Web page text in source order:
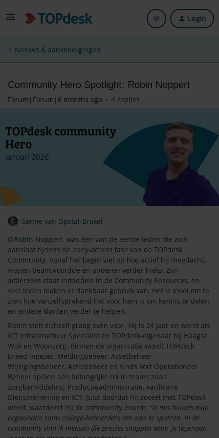
Login
Nieuws & aankondigingen
Community Hero Spotlight: Robin Noppert
Forum|Forum|6 months ago 4 replies
Sanne van Opstal-Brakel
@Robin Noppert was een van de eerste leden die zich
aansloot tijdens de early‑access fase van de TOPdesk
Community. Vanaf het begin viel op hoe actief hij meedacht,
vragen beantwoordde en anderen verder hielp. Zijn
actiereeks staat inmiddels in de Community Resources, en
veel leden maken er dankbaar gebruik van. Het is mooi om te
zien hoe vanzelfsprekend het voor hem is om kennis te delen
en andere klanten verder te helpen.
Robin stelt zichzelf graag even voor. Hij is 24 jaar en werkt als
ICT Infrastructuur Specialist en TOPdesk‑eigenaar bij Haagse
Wijk en Woonzorg. Binnen de organisatie wordt TOPdesk
breed ingezet: Meldingbeheer, Assetbeheer,
Wijzigingsbeheer, Actiebeheer en sinds kort Operationeel
Beheer spelen een belangrijke rol in teams zoals
Zorgbemiddeling, Productieadministratie, Facilitaire
Dienstverlening en ICT. Juist doordat hij zoveel met TOPdesk
werkt, waardeert hij de community enorm. “Ik mis binnen mijn
organisatie soms collega‑beheerders om mee te sparren. In de
community vind ik mensen die precies snappen waar je tegenaan